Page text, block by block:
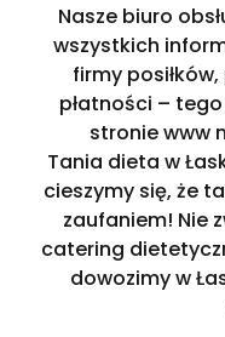
Nasze biuro
wszystkich
firmy
płatności –
stronie www
Tania dieta w
cieszymy się, że
zaufaniem! Nie
catering
dowozimy w